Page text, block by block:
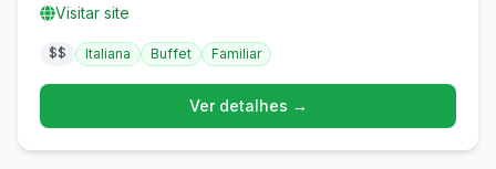
Visitar site
$$ Italiana Buffet Familiar
Ver detalhes →